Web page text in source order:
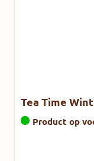
Tea Time
Product op